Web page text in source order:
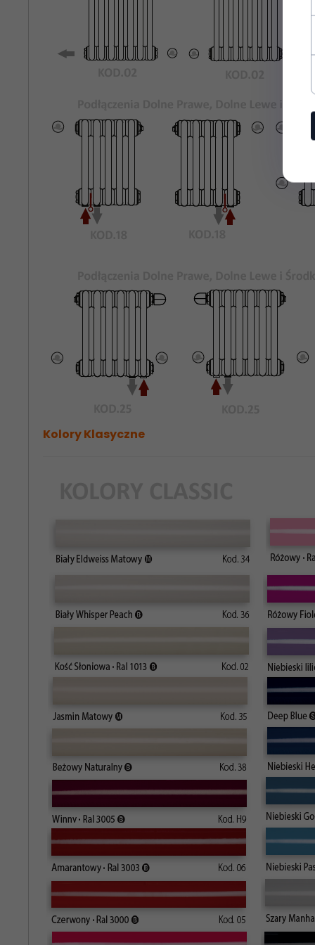
Kolory Klasyczne
Bocznych:
Maksymalne
Ciśnienie
Temperatura
Pracy: